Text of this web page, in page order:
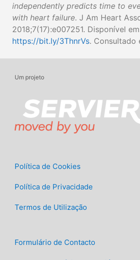
independently predicts time to
with heart failure. J Am Heart
2018;7(17):e007251. Disponível
https://bit.ly/3ThnrVs. Consultado
Um projeto
Política de Cookies
Política de Privacidade
Termos de Utilização
Formulário de Contacto